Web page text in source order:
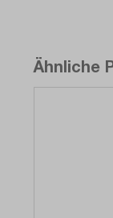
Ähnliche